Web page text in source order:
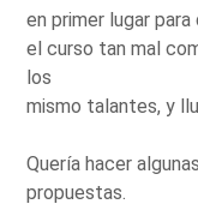
en primer lugar
el curso tan mal
los
mismo talantes, y
Quería hacer
propuestas.